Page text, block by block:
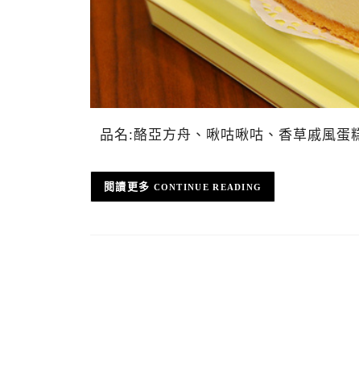
品名:酪亞方舟、啾咕啾咕、香草戚風
CONTINUE READING